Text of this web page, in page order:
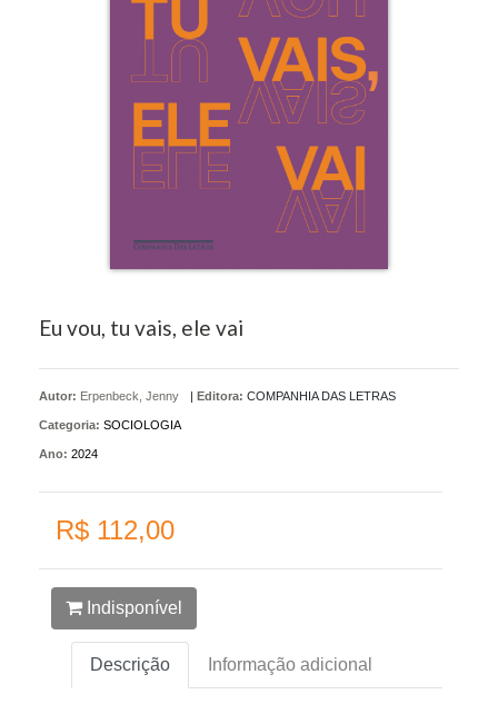
Eu vou, tu vais, ele vai
Autor: Erpenbeck, Jenny | Editora: COMPANHIA DAS LETRAS
Categoria: SOCIOLOGIA
Ano: 2024
R$ 112,00
Indisponível
Descrição Informação adicional